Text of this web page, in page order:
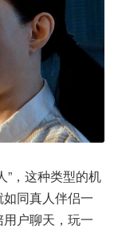
”，这种类型的机
同真人伴侣一
户聊天，玩一